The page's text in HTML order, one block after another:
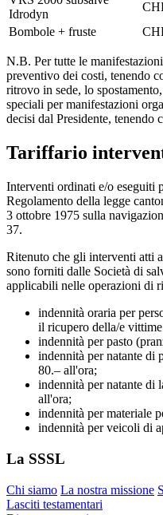
Idrodyn
Bombole + fruste
N.B. Per tutte le
preventivo dei costi, tenendo
ritrovo in sede, lo
speciali per manifestazioni
decisi dal Presidente,
Tariffario
Interventi ordinati e/o eseguiti
Regolamento della legge
3 ottobre 1975 sulla
37.
Ritenuto che gli interventi atti
sono forniti dalle Società di
applicabili nelle operazioni di
indennità oraria per
il ricupero della/e
indennità per pasto
indennità per natante di
80.– all'ora;
indennità per natante di
all'ora;
indennità per materiale
indennità per veicoli di
La SSSL
Chi siamo La nostra missione
Lasciti testamentari